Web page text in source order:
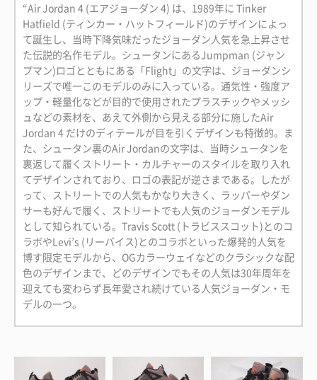
“Air Jordan 4 (エアジョーダン 4) は、1989年に Tinker
Hatfield (ティンカー・ハットフィールド)のデザインによっ
て誕生し、当時下降気味だったジョーダン人気を急上昇させ
た伝説的名作モデル。シュータンにあるJumpman (ジャン
プマン)ロゴとともにある「Flight」の文字は、ジョーダンシ
リーズで唯一このモデルのみに入っている。通気性・強度ア
ップ・軽量化などが目的で使用されたプラスチックやメッシ
ュなどの素材を、あえて外側から見える部分に施したAir
Jordan 4 だけのディテールが目を引くデザインも特徴的。ま
た、シュータン裏のAir Jordanの文字は、当時シュータンを
裏返して履くストリート・カルチャーのスタイルを取り入れ
てデザインされており、ロゴの表記が逆さまである。したが
って、ストリートでの人気もかなり大きく、ラッパーやダン
サーも好んで履く、ストリートでも人気のジョーダンモデル
として知られている。Travis Scott (トラビススコット)とのコ
ラボやLevi’s (リーバイス)とのコラボといった爆発的人気を
博す限定モデルから、OGカラーウェイなどのクラシックな配
色のデザインまで、どのデザインでもその人気は30年周年を
迎えても変わらず長年愛され続けている人気ジョーダン・モ
デルの一つ。